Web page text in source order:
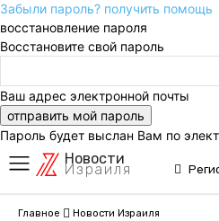
Забыли пароль? получить помощь
восстановление пароля
Восстановите свой пароль
Ваш адрес электронной почты
Пароль будет выслан Вам по
Новости
Израиля
Главное Новости Израиля